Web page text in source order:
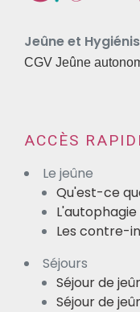
Jeûne et
CGV Jeûne
ACCÈS
Le jeûne
Qu'est-ce
Les contre-
Séjours
Séjour de
Séjour de